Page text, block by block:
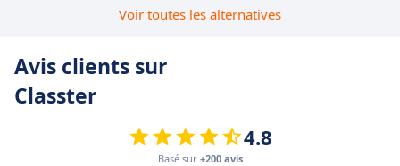
Voir toutes les alternatives
Avis clients sur
Classter
4.8
Basé sur +200 avis